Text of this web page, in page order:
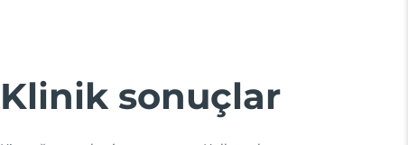
Klinik sonuçlar